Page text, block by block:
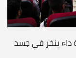
داء ينخر في جسد